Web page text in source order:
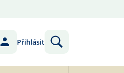
Přihlásit